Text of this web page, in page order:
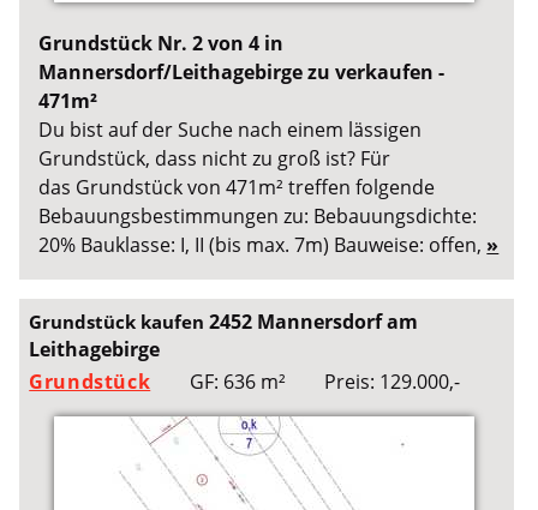
Grundstück Nr. 2 von 4 in
Mannersdorf/Leithagebirge zu verkaufen -
471m²
Du bist auf der Suche nach einem lässigen
Grundstück, dass nicht zu groß ist? Für
das Grundstück von 471m² treffen folgende
Bebauungsbestimmungen zu: Bebauungsdichte:
20% Bauklasse: I, II (bis max. 7m) Bauweise: offen, »
Grundstück kaufen2452 Mannersdorf am
Leithagebirge
Grundstück
GF: 636 m² Preis: 129.000,-